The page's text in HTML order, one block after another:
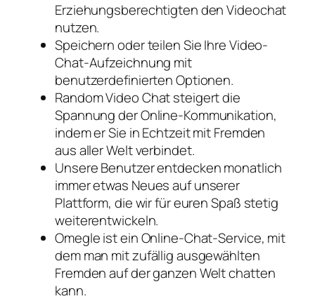
Erziehungsberechtigten den Videochat
nutzen.
Speichern oder teilen Sie Ihre Video-
Chat-Aufzeichnung mit
benutzerdefinierten Optionen.
Random Video Chat steigert die
Spannung der Online-Kommunikation,
indem er Sie in Echtzeit mit Fremden
aus aller Welt verbindet.
Unsere Benutzer entdecken monatlich
immer etwas Neues auf unserer
Plattform, die wir für euren Spaß stetig
weiterentwickeln.
Omegle ist ein Online-Chat-Service, mit
dem man mit zufällig ausgewählten
Fremden auf der ganzen Welt chatten
kann.